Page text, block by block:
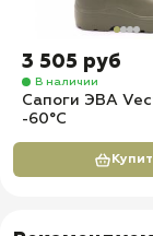
3 505 руб
В наличии
Сапоги ЭВА
-60°C